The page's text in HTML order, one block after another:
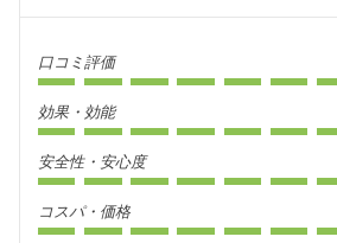
口コミ評価
効果・効能
安全性・安心度
コスパ・価格